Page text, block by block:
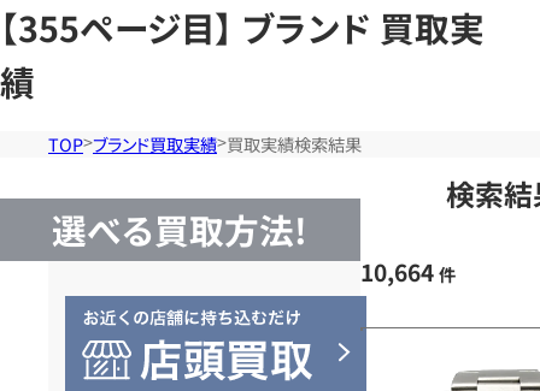
【355ページ目】 ブランド 買取実
績
TOP ブランド買取実績 買取実績検索結果
選べる買取方法!
検索
10,664 件